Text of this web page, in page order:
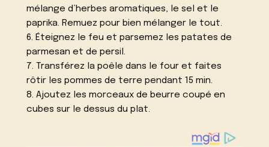
mélange d’herbes aromatiques, le sel et le
paprika. Remuez pour bien mélanger le tout.
6. Éteignez le feu et parsemez les patates de
parmesan et de persil.
7. Transférez la poêle dans le four et faites
rôtir les pommes de terre pendant 15 min.
8. Ajoutez les morceaux de beurre coupé en
cubes sur le dessus du plat.